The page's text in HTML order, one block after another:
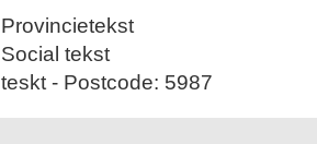
Provincietekst
Social tekst
teskt - Postcode: 5987